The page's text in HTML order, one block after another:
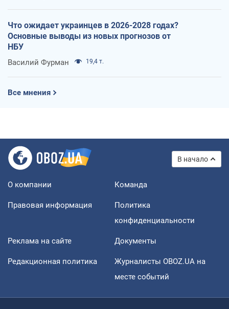
Что ожидает украинцев в 2026-2028 годах?
Основные выводы из новых прогнозов от
НБУ
Василий Фурман 19,4 т.
Все мнения
В начало
О компании Команда
Правовая информация
Политика
конфиденциальности
Реклама на сайте Документы
Редакционная политика
Журналисты OBOZ.UA на
месте событий